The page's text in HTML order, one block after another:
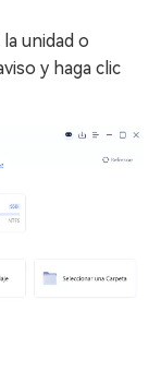
unidad o
y haga clic